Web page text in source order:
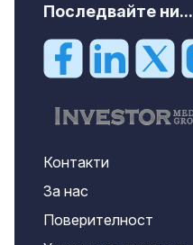
Последвайте ни...
Контакти
За нас
Поверителност